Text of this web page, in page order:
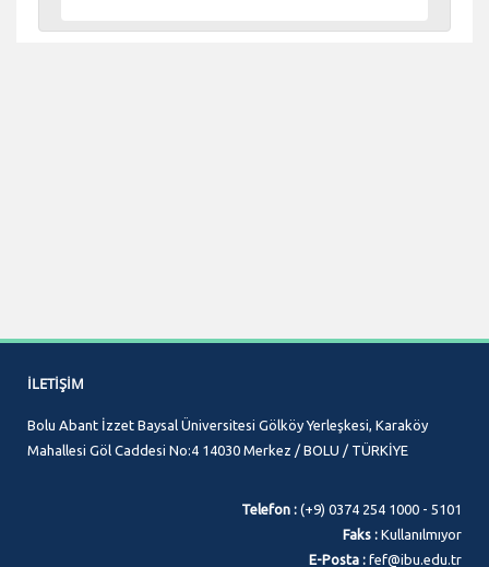
İLETIŞIM
Bolu Abant İzzet Baysal Üniversitesi Gölköy Yerleşkesi, Karaköy
Mahallesi Göl Caddesi No:4 14030 Merkez / BOLU / TÜRKİYE
Telefon : (+9) 0374 254 1000 - 5101
Faks : Kullanılmıyor
E-Posta : fef@ibu.edu.tr